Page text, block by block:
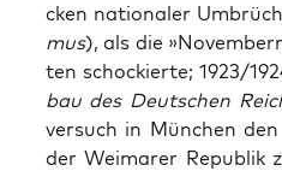
cken natio­na­ler
mus), als die
ten scho­ckier­te; 1923/
bau des Deut­schen
ver­such in Mün­chen
der Wei­ma­rer Repu­blik